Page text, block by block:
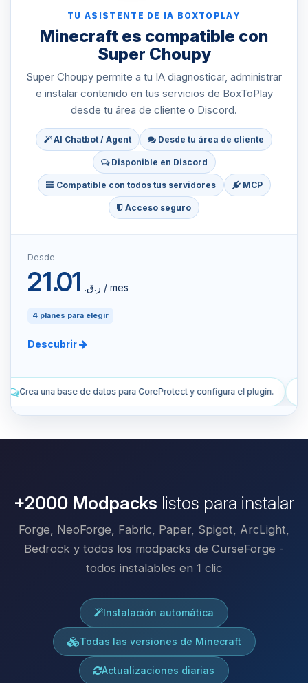
TU ASISTENTE DE IA BOXTOPLAY
Minecraft es compatible con
Super Choupy
Super Choupy permite a tu IA diagnosticar, administrar
e instalar contenido en tus servicios de BoxToPlay
desde tu área de cliente o Discord.
AI Chatbot / Agent Desde tu área de cliente
Disponible en Discord
Compatible con todos tus servidores MCP
Acceso seguro
Desde
21.01 ر.ق.‏ / mes
4 planes para elegir
Descubrir
y configura el plugin. Instala plugins para mejorar mi
+2000 Modpacks listos para instalar
Forge, NeoForge, Fabric, Paper, Spigot, ArcLight,
Bedrock y todos los modpacks de CurseForge -
todos instalables en 1 clic
Instalación automática
Todas las versiones de Minecraft
Actualizaciones diarias